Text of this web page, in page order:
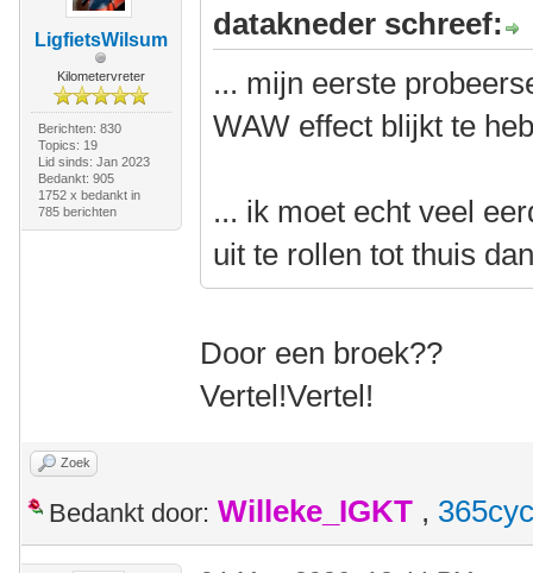
LigfietsWilsum
Kilometervreter
Berichten: 830
Topics: 19
Lid sinds: Jan 2023
Bedankt: 905
1752 x bedankt in
785 berichten
datakneder schreef:
... mijn eerste
WAW effect blijkt te
... ik moet echt veel
uit te rollen tot thuis
Door een broek??
Vertel!Vertel!
Zoek
Bedankt door: Willeke_IGKT ,